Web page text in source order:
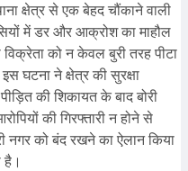
क्षेत्र से एक बेहद चौंकाने वाली
में डर और आक्रोश का माहौल
को न केवल बुरी तरह पीटा
घटना ने क्षेत्र की सुरक्षा
की शिकायत के बाद बोरी
की गिरफ्तारी न होने से
नगर को बंद रखने का ऐलान किया
है।